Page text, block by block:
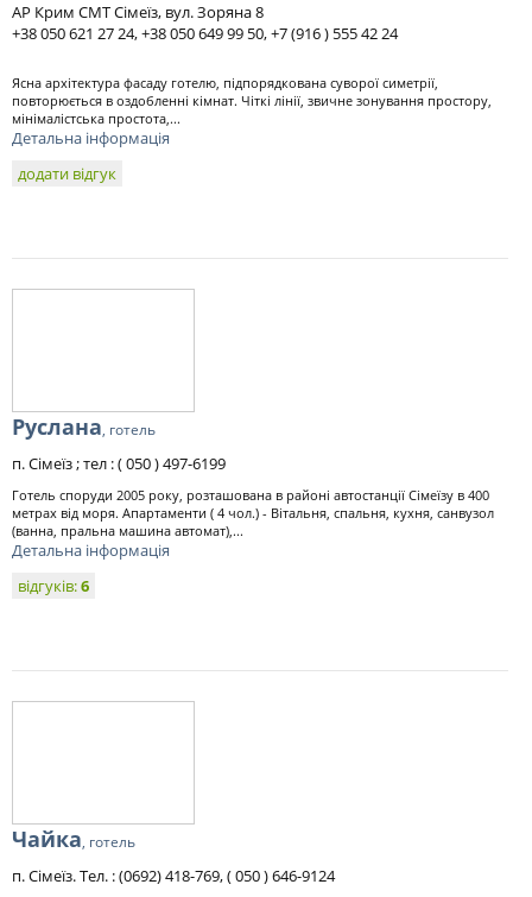
АР Крим СМТ Сімеїз, вул. Зоряна 8
+38 050 621 27 24, +38 050 649 99 50, +7 (916 ) 555 42 24
Ясна архітектура фасаду готелю, підпорядкована суворої симетрії,
повторюється в оздобленні кімнат. Чіткі лінії, звичне зонування простору,
мінімалістська простота,...
Детальна інформація
додати відгук
Руслана, готель
п. Сімеїз ; тел : ( 050 ) 497-6199
Готель споруди 2005 року, розташована в районі автостанції Сімеїзу в 400
метрах від моря. Апартаменти ( 4 чол.) - Вітальня, спальня, кухня, санвузол
(ванна, пральна машина автомат),...
Детальна інформація
відгуків:6
Чайка, готель
п. Сімеїз. Тел. : (0692) 418-769, ( 050 ) 646-9124